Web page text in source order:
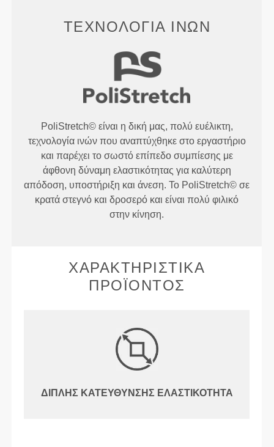
ΤΕΧΝΟΛΟΓΊΑ ΙΝΏΝ
PoliStretch© είναι η δική μας, πολύ ευέλικτη,
τεχνολογία ινών που αναπτύχθηκε στο εργαστήριο
και παρέχει το σωστό επίπεδο συμπίεσης με
άφθονη δύναμη ελαστικότητας για καλύτερη
απόδοση, υποστήριξη και άνεση. Το PoliStretch© σε
κρατά στεγνό και δροσερό και είναι πολύ φιλικό
στην κίνηση.
ΧΑΡΑΚΤΗΡΙΣΤΙΚΆ
ΠΡΟΪΌΝΤΟΣ
ΔΙΠΛΉΣ ΚΑΤΕΎΘΥΝΣΗΣ ΕΛΑΣΤΙΚΌΤΗΤΑ